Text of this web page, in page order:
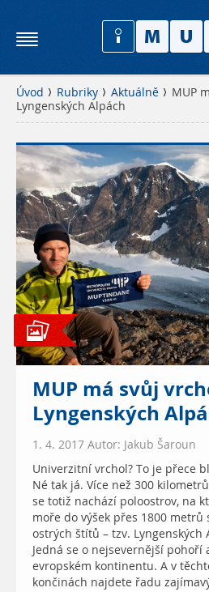
Úvod Rubriky Aktuálně
MUP
Lyngenských Alpách
MUP má svůj
Lyngenských
1. 4. 2017 Autor: Jakub Šaroun
Univerzitní vrchol? To je přece
Né tak já. Více než 300
se totiž nachází poloostrov, na
moře do výšek přes 1800 metrů
ostrých štítů – tzv. Lyngenských
Jedná se o nejsevernější pohoří
evropském kontinentu. A v
končinách najdete řadu